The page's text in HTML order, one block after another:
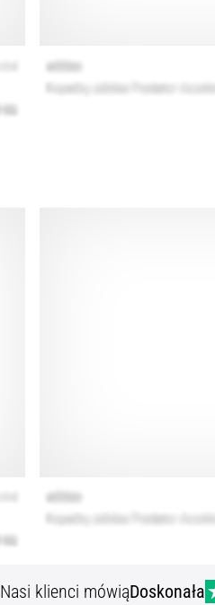
Nasi klienci mówiąDoskonała